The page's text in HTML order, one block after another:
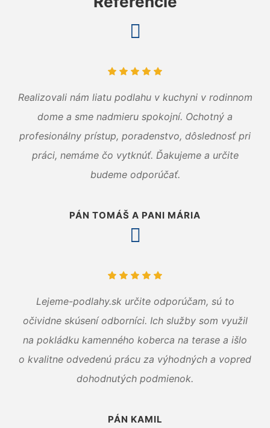
Realizovali nám liatu podlahu v kuchyni v rodinnom
dome a sme nadmieru spokojní. Ochotný a
profesionálny prístup, poradenstvo, dôslednosť pri
práci, nemáme čo vytknúť. Ďakujeme a určite
budeme odporúčať.
PÁN TOMÁŠ A PANI MÁRIA
Lejeme-podlahy.sk určite odporúčam, sú to
očividne skúsení odborníci. Ich služby som využil
na pokládku kamenného koberca na terase a išlo
o kvalitne odvedenú prácu za výhodných a vopred
dohodnutých podmienok.
PÁN KAMIL